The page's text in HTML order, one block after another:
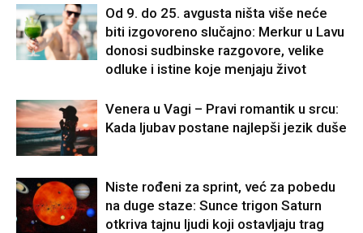
Od 9. do 25. avgusta ništa više neće
biti izgovoreno slučajno: Merkur u Lavu
donosi sudbinske razgovore, velike
odluke i istine koje menjaju život
Venera u Vagi – Pravi romantik u srcu:
Kada ljubav postane najlepši jezik duše
Niste rođeni za sprint, već za pobedu
na duge staze: Sunce trigon Saturn
otkriva tajnu ljudi koji ostavljaju trag